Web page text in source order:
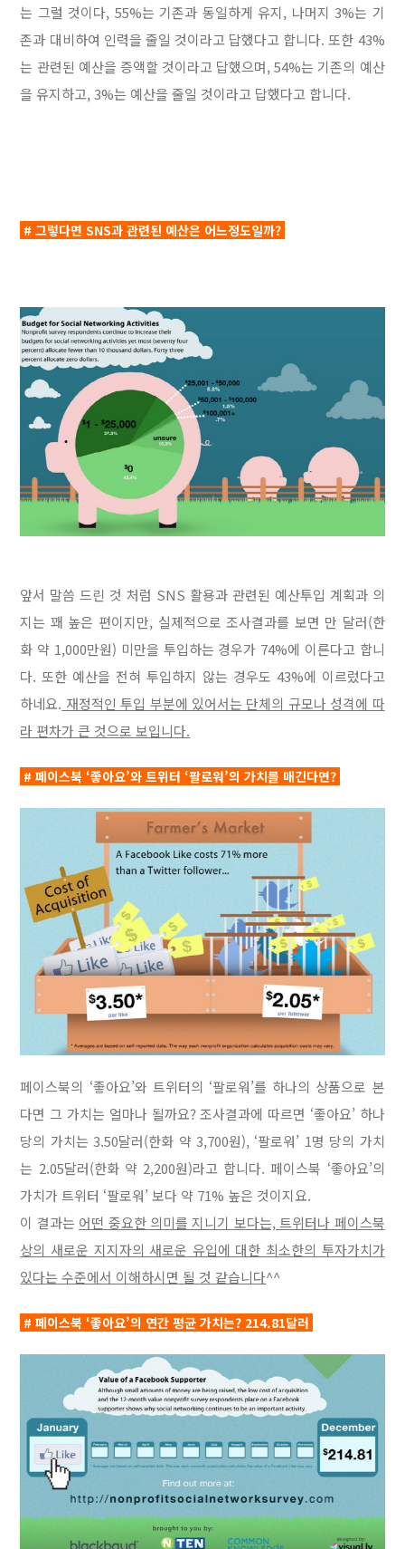
는 그럴 것이다, 55%는 기존과 동일하게 유지, 나머지 3%는 기
존과 대비하여 인력을 줄일 것이라고 답했다고 합니다. 또한 43%
는 관련된 예산을 증액할 것이라고 답했으며, 54%는 기존의 예산
을 유지하고, 3%는 예산을 줄일 것이라고 답했다고 합니다.
# 그렇다면 SNS과 관련된 예산은 어느정도일까?
앞서 말씀 드린 것 처럼 SNS 활용과 관련된 예산투입 계획과 의
지는 꽤 높은 편이지만, 실제적으로 조사결과를 보면 만 달러(한
화 약 1,000만원) 미만을 투입하는 경우가 74%에 이른다고 합니
다. 또한 예산을 전혀 투입하지 않는 경우도 43%에 이르렀다고
하네요. 재정적인 투입 부분에 있어서는 단체의 규모나 성격에 따
라 편차가 큰 것으로 보입니다.
# 페이스북 ‘좋아요’와 트위터 ‘팔로워’의 가치를 매긴다면?
페이스북의 ‘좋아요’와 트위터의 ‘팔로워’를 하나의 상품으로 본
다면 그 가치는 얼마나 될까요? 조사결과에 따르면 ‘좋아요’ 하나
당의 가치는 3.50달러(한화 약 3,700원), ‘팔로워’ 1명 당의 가치
는 2.05달러(한화 약 2,200원)라고 합니다. 페이스북 ‘좋아요’의
가치가 트위터 ‘팔로워’ 보다 약 71% 높은 것이지요.
이 결과는 어떤 중요한 의미를 지니기 보다는, 트위터나 페이스북
상의 새로운 지지자의 새로운 유입에 대한 최소한의 투자가치가
있다는 수준에서 이해하시면 될 것 같습니다^^
# 페이스북 ‘좋아요’의 연간 평균 가치는? 214.81달러